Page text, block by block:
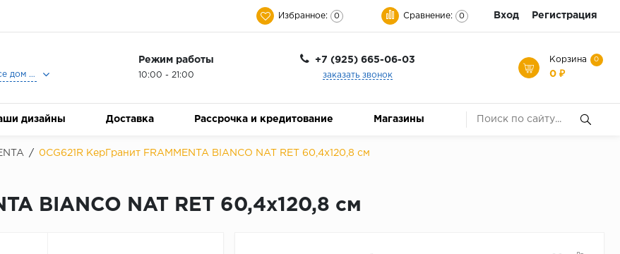
Избранное: 0 Сравнение: 0 Вход Регистрация
Москва, Ленинградское шоссе дом 25, Торговый Центр Family Room, 2-ой этаж, Магазин Керамический Бум.
Режим работы
10:00 - 21:00
+7 (925) 665-06-03
заказать звонок
Корзина 0
0 ₽
дизайны Доставка Рассрочка и кредитование Магазины
/ 0CG621R КерГранит FRAMMENTA BIANCO NAT RET 60,4x120,8 см
BIANCO NAT RET 60,4x120,8 см